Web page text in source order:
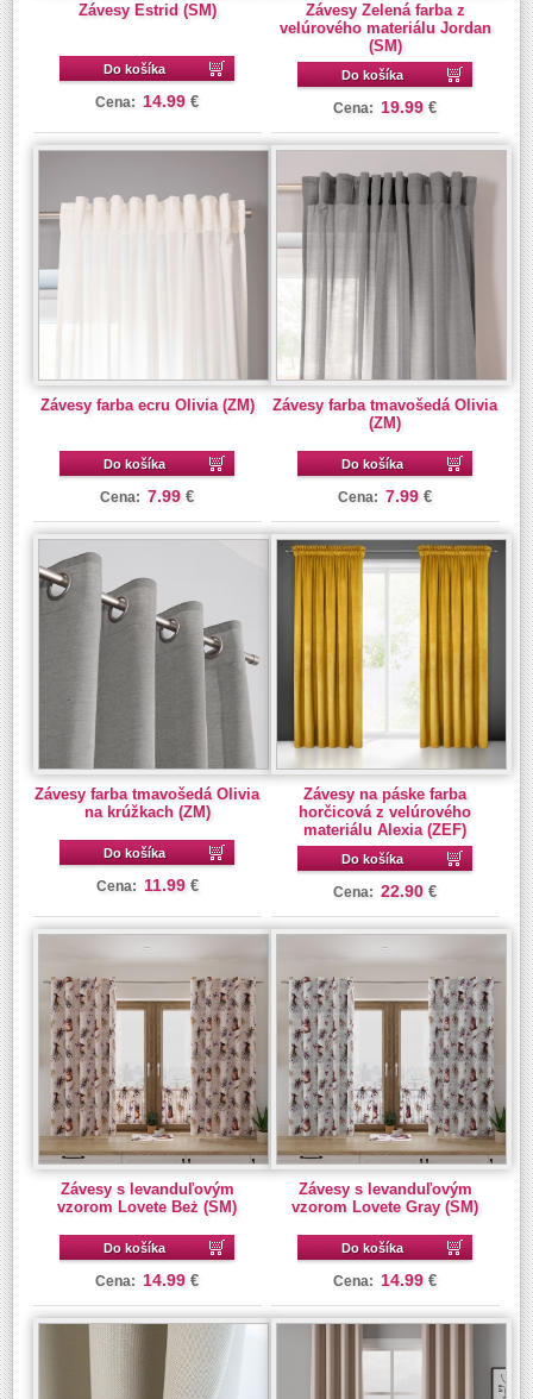
Závesy Estrid (SM)
Do košíka
Cena: 14.99 €
Závesy Zelená farba z
velúrového materiálu Jordan
(SM)
Do košíka
Cena: 19.99 €
Závesy farba ecru Olivia (ZM)
Do košíka
Cena: 7.99 €
Závesy farba tmavošedá Olivia
(ZM)
Do košíka
Cena: 7.99 €
Závesy farba tmavošedá Olivia
na krúžkach (ZM)
Do košíka
Cena: 11.99 €
Závesy na páske farba
horčicová z velúrového
materiálu Alexia (ZEF)
Do košíka
Cena: 22.90 €
Závesy s levanduľovým
vzorom Lovete Beż (SM)
Do košíka
Cena: 14.99 €
Závesy s levanduľovým
vzorom Lovete Gray (SM)
Do košíka
Cena: 14.99 €